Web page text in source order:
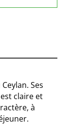
Ses
claire et
à